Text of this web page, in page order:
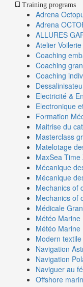
Training programs
Adrena
Adrena
ALLURES
Atelier
Coaching
Coaching
Coaching
Electricité &
Electronique
Formation
Maitrise du
Masterclass
Matelotage
MaxSea Time
Mécanique
Mécanique
Mechanics of
Mechanics of
Médicale
Météo Marine
Météo Marine
Modern
Navigation
Navigation
Naviguer au
Offshore